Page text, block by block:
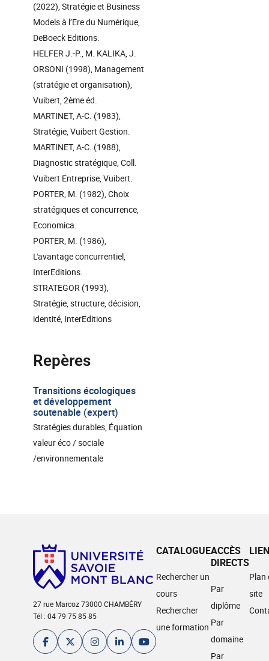
(2022), Stratégie et Business
Models à l’Ere du Numérique,
DeBoeck Editions.
HELFER J.-P., M. KALIKA, J.
ORSONI (1998), Management
(stratégie et organisation),
Vuibert, 2ème éd.
MARTINET, A-C. (1983),
Stratégie, Vuibert Gestion.
MARTINET, A-C. (1988),
Diagnostic stratégique, Coll.
Vuibert Entreprise, Vuibert.
PORTER, M. (1982), Choix
stratégiques et concurrence,
Economica.
PORTER, M. (1986),
L'avantage concurrentiel,
InterEditions.
STRATEGOR (1993),
Stratégie, structure, décision,
identité, InterEditions
Repères
Transitions écologiques
et développement
soutenable (expert)
Stratégies durables, Équation
valeur éco / sociale
/environnementale
27 rue Marcoz 73000 CHAMBÉRY
Tél : 04 79 75 85 85
CATALOGUE
Rechercher un
cours
Rechercher
une formation
ACCÈS
DIRECTS
Par
diplôme
Par
domaine
Par
Plan
site